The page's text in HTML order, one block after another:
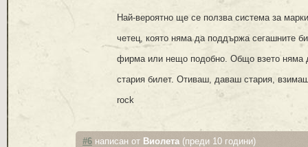
Най-вероятно ще се ползва система за
четец, която няма да поддържа сегашните
фирма или нещо подобно. Общо взето
стария билет. Отиваш, даваш стария,
rock
#6 написан от Виолета (преди 10 години)